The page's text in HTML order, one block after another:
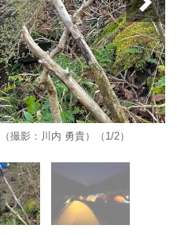
撮影：川内 勇貴）（1/2）